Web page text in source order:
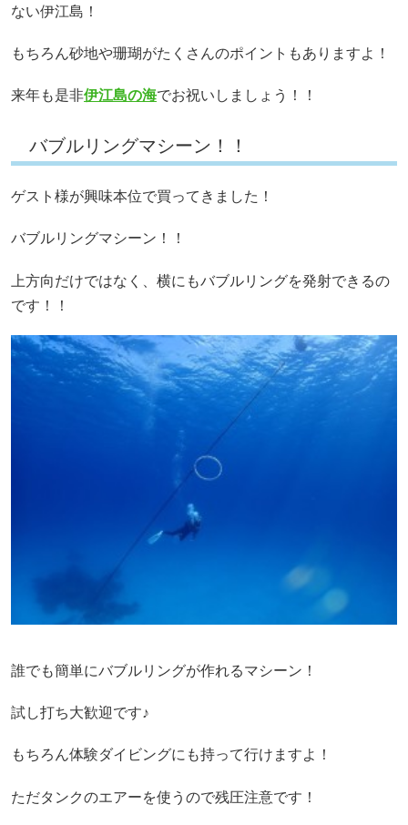
ない伊江島！
もちろん砂地や珊瑚がたくさんのポイントもありますよ！
来年も是非伊江島の海でお祝いしましょう！！
バブルリングマシーン！！
ゲスト様が興味本位で買ってきました！
バブルリングマシーン！！
上方向だけではなく、横にもバブルリングを発射できるの
です！！
誰でも簡単にバブルリングが作れるマシーン！
試し打ち大歓迎です♪
もちろん体験ダイビングにも持って行けますよ！
ただタンクのエアーを使うので残圧注意です！